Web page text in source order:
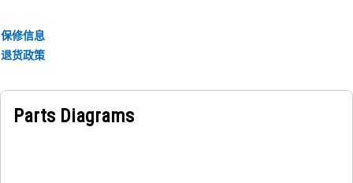
保修信息
退货政策
Parts Diagrams